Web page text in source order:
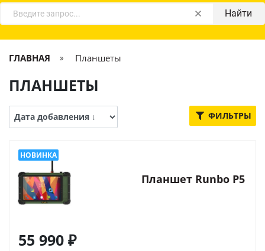
Найти
ГЛАВНАЯ Планшеты
ПЛАНШЕТЫ
ФИЛЬТРЫ
Планшет Runbo P5
55 990 ₽